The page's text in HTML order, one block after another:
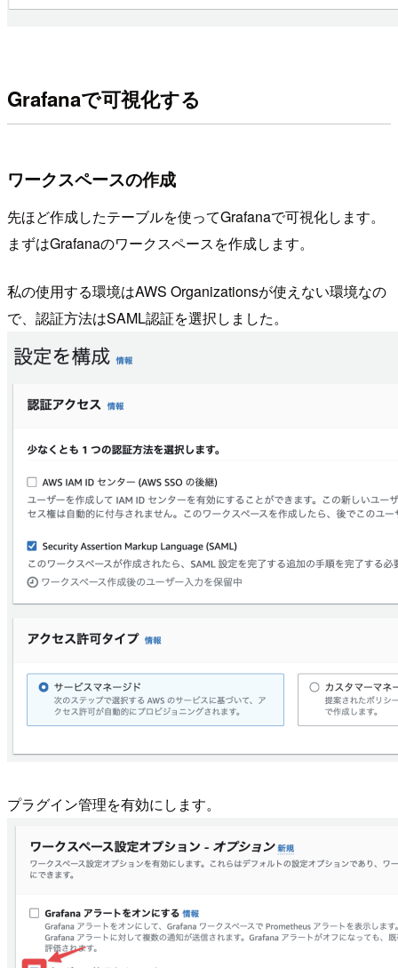
Grafanaで可視化する
ワークスペースの作成
先ほど作成したテーブルを使ってGrafanaで可視化します。
まずはGrafanaのワークスペースを作成します。
私の使用する環境はAWS Organizationsが使えない環境なの
で、認証方法はSAML認証を選択しました。
プラグイン管理を有効にします。